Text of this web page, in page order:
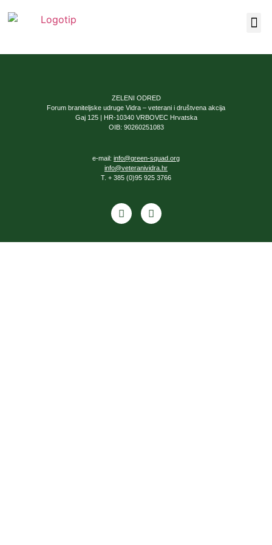
ZELENI ODRED
Forum braniteljske udruge Vidra – veterani i društvena akcija
Gaj 125 | HR-10340 VRBOVEC Hrvatska
OIB: 90260251083
e-mail: info@green-squad.org
info@veteranividra.hr
T. + 385 (0)95 925 3766